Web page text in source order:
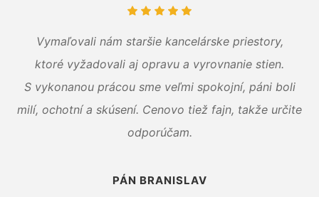
Vymaľovali nám staršie kancelárske priestory,
ktoré vyžadovali aj opravu a vyrovnanie stien.
S vykonanou prácou sme veľmi spokojní, páni boli
milí, ochotní a skúsení. Cenovo tiež fajn, takže určite
odporúčam.
PÁN BRANISLAV